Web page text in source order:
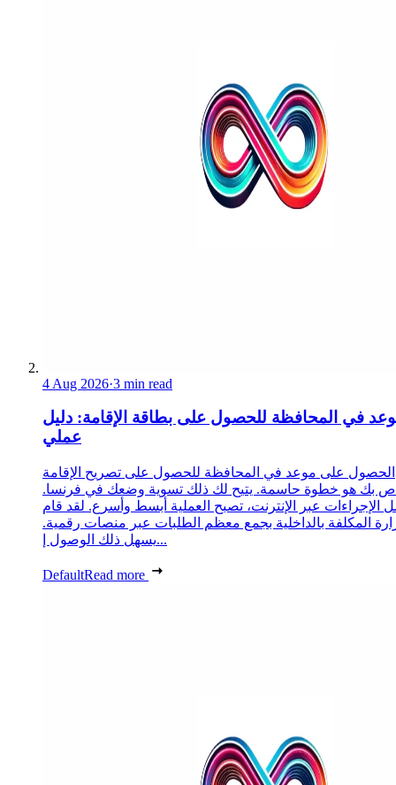
4 Aug 2026·3 min read
في المحافظة للحصول على بطاقة الإقامة: دليل
عملي
الحصول على موعد في المحافظة للحصول على تصريح الإقامة
بك هو خطوة حاسمة. يتيح لك ذلك تسوية وضعك في فرنسا.
الإجراءات عبر الإنترنت، تصبح العملية أبسط وأسرع. لقد قام
المكلفة بالداخلية بجمع معظم الطلبات عبر منصات رقمية.
يسهل ذلك الوصول إ...
DefaultRead more